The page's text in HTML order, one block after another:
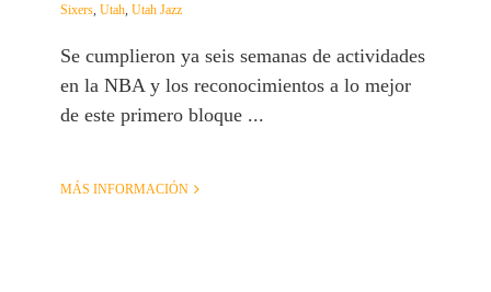
Sixers Utah Utah Jazz
Se cumplieron ya seis semanas de actividades
en la NBA y los reconocimientos a lo mejor
de este primero bloque ...
MÁS INFORMACIÓN